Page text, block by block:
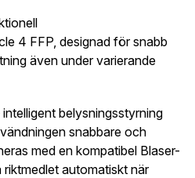
4 FFP, designad för snabb
även under varierande
belysningsstyrning
snabbare och
med en kompatibel Blaser-
automatiskt när
behandlas enligt